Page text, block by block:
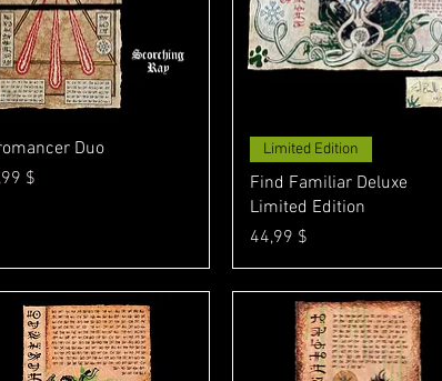
Γρήγορη προβολή
Duo
$
Γρήγορη προβολή
Limited Edition
Find Familiar Deluxe
Limited Edition
Τιμή
44,99 $